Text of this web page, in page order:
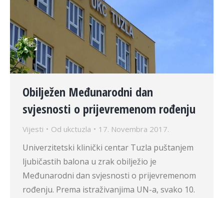
Obilježen Međunarodni dan
svjesnosti o prijevremenom rođenju
Vijesti Od ukctuzla 17. Novembra 2017.
Univerzitetski klinički centar Tuzla puštanjem
ljubičastih balona u zrak obilježio je
Međunarodni dan svjesnosti o prijevremenom
rođenju. Prema istraživanjima UN-a, svako 10.